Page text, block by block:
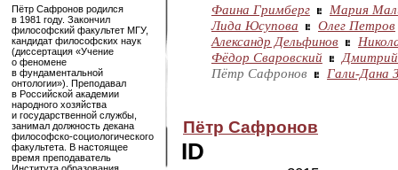
Пётр Сафронов родился
в 1981 году. Закончил
философский факультет МГУ,
кандидат философских наук
(диссертация «Учение
о феномене
в фундаментальной
онтологии»). Преподавал
в Российской академии
народного хозяйства
и государственной службы,
занимал должность декана
философско-социологического
факультета. В настоящее
время преподаватель
Фаина Гримберг
Мария
Лида Юсупова
Олег Петров
Александр Дельфинов
Фёдор Сваровский
Дмитрий
Пётр Сафронов
Гали-Дана
Пётр Сафронов
ID